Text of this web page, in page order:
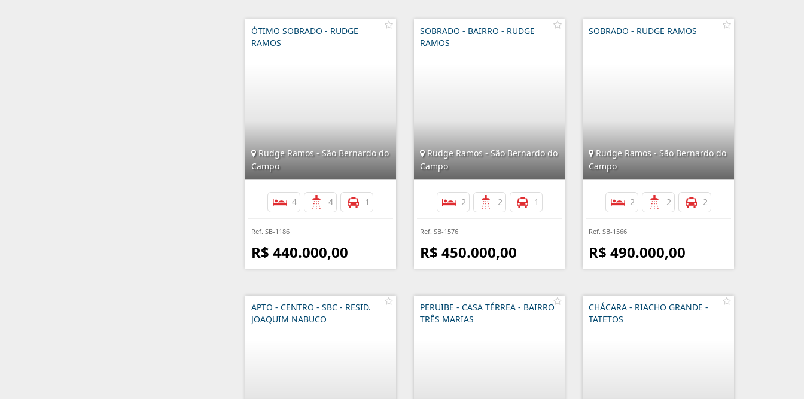
ÓTIMO SOBRADO - RUDGE
RAMOS
Rudge Ramos - São Bernardo do
Campo
4 4 1
Ref. SB-1186
R$ 440.000,00
SOBRADO - BAIRRO - RUDGE
RAMOS
Rudge Ramos - São Bernardo do
Campo
2 2 1
Ref. SB-1576
R$ 450.000,00
SOBRADO - RUDGE RAMOS
Rudge Ramos - São Bernardo do
Campo
2 2 2
Ref. SB-1566
R$ 490.000,00
APTO - CENTRO - SBC - RESID.
JOAQUIM NABUCO
PERUIBE - CASA TÉRREA - BAIRRO
TRÊS MARIAS
CHÁCARA - RIACHO GRANDE -
TATETOS